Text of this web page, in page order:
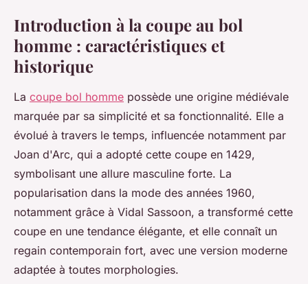
Introduction à la coupe au bol
homme : caractéristiques et
historique
La coupe bol homme possède une origine médiévale
marquée par sa simplicité et sa fonctionnalité. Elle a
évolué à travers le temps, influencée notamment par
Joan d'Arc, qui a adopté cette coupe en 1429,
symbolisant une allure masculine forte. La
popularisation dans la mode des années 1960,
notamment grâce à Vidal Sassoon, a transformé cette
coupe en une tendance élégante, et elle connaît un
regain contemporain fort, avec une version moderne
adaptée à toutes morphologies.